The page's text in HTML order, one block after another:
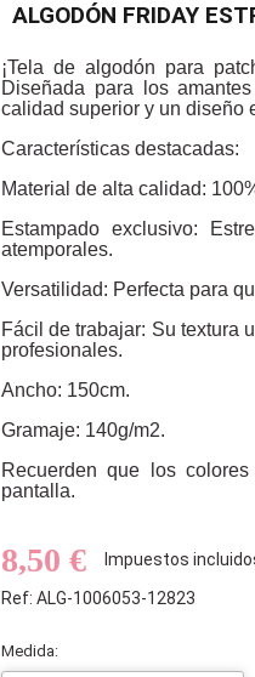
ALGODÓN FRIDAY
¡Tela de algodón para
Diseñada para los
calidad superior y un diseño
Características destacadas:
Material de alta calidad:
Estampado exclusivo:
atemporales.
Versatilidad: Perfecta para
Fácil de trabajar: Su textura
profesionales.
Ancho: 150cm.
Gramaje: 140g/m2.
Recuerden que los
pantalla.
8,50 €
Impuestos
Ref: ALG-1006053-12823
Medida: